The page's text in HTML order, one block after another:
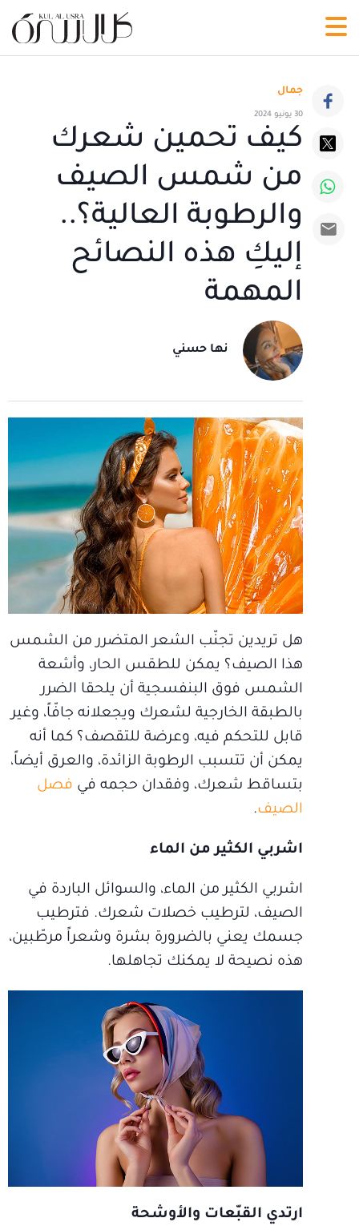
جمال
30 يونيو 2024
كيف تحمين شعرك
من شمس الصيف
والرطوبة العالية؟..
إليكِ هذه النصائح
المهمة
نها حسني
هل تريدين تجنّب الشعر المتضرر من الشمس
هذا الصيف؟ يمكن للطقس الحار، وأشعة
الشمس فوق البنفسجية أن يلحقا الضرر
بالطبقة الخارجية لشعرك ويجعلانه جافّاً، وغير
قابل للتحكم فيه، وعرضة للتقصف؟ كما أنه
يمكن أن تتسبب الرطوبة الزائدة، والعرق أيضاً،
بتساقط شعرك، وفقدان حجمه في فصل
الصيف.
اشربي الكثير من الماء
اشربي الكثير من الماء، والسوائل الباردة في
الصيف، لترطيب خصلات شعرك. فترطيب
جسمك يعني بالضرورة بشرة وشعراً مرطّبين،
هذه نصيحة لا يمكنك تجاهلها.
ارتدي القبّعات والأوشحة